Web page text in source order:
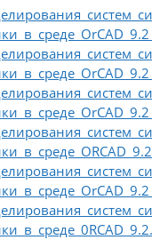
систем
в среде OrCAD
систем
в среде OrCAD
систем
в среде OrCAD
систем
в среде ORCAD
систем
в среде OrCAD
систем
в среде 0RCAD